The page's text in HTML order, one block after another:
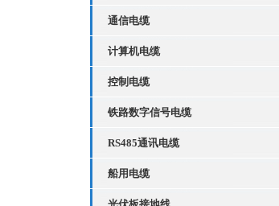
通信电缆
计算机电缆
控制电缆
铁路数字信号电缆
RS485通讯电缆
船用电缆